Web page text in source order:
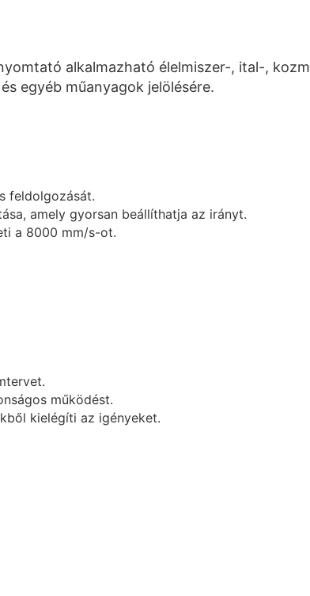
alkalmazható élelmiszer-, ital-,
egyéb műanyagok jelölésére.
feldolgozását.
amely gyorsan beállíthatja az irányt.
a 8000 mm/s-ot.
működést.
kielégíti az igényeket.